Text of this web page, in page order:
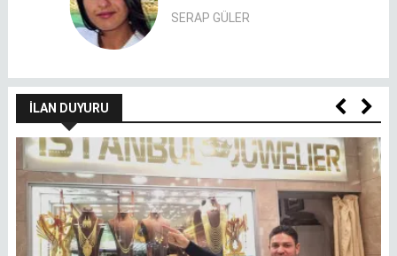
SERAP GÜLER
İLAN DUYURU